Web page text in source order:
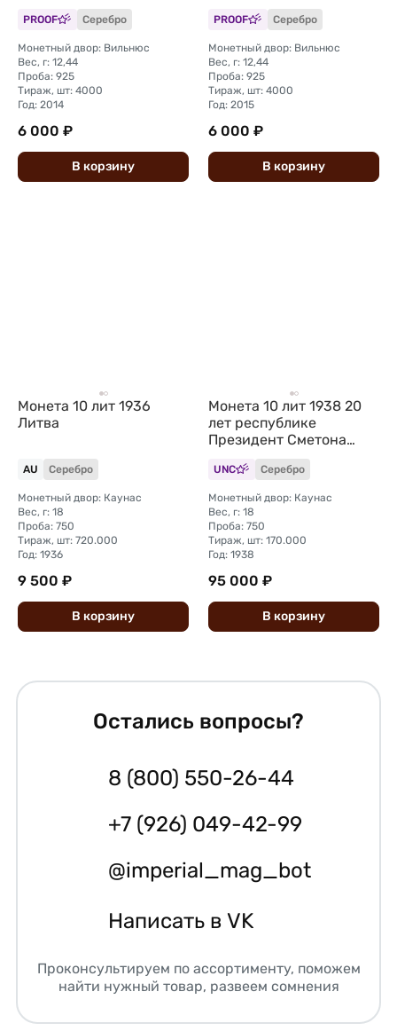
PROOF Серебро
Монетный двор: Вильнюс
Вес, г: 12,44
Проба: 925
Тираж, шт: 4000
Год: 2014
6 000 ₽
В корзину
PROOF Серебро
Монетный двор: Вильнюс
Вес, г: 12,44
Проба: 925
Тираж, шт: 4000
Год: 2015
6 000 ₽
В корзину
Монета 10 лит 1936
Литва
AU Серебро
Монетный двор: Каунас
Вес, г: 18
Проба: 750
Тираж, шт: 720.000
Год: 1936
9 500 ₽
В корзину
Монета 10 лит 1938 20
лет республике
Президент Сметона
Литва слаб CPRC MS 62
UNC Серебро
Монетный двор: Каунас
Вес, г: 18
Проба: 750
Тираж, шт: 170.000
Год: 1938
95 000 ₽
В корзину
Остались вопросы?
8 (800) 550-26-44
+7 (926) 049-42-99
@imperial_mag_bot
Написать в VK
Проконсультируем по ассортименту, поможем
найти нужный товар, развеем сомнения